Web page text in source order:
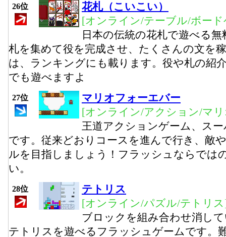
26位
花札（こいこい）
[オンライン/テーブル/ボー
日本の伝統の花札で遊べる
札を集めて役を完成させ、たくさんの文を
は、ランキングにも載ります。役や札の紹
でも遊べますよ
27位
マリオフォーエバー
[オンライン/アクション/マ
王道アクションゲーム、ス
です。従来どおりコースを進んで行き、敵
ルを目指しましょう！フラッシュならでは
い。
28位
テトリス
[オンライン/パズル/テトリ
ブロックを組み合わせ消し
テトリスを遊べるフラッシュゲームです。